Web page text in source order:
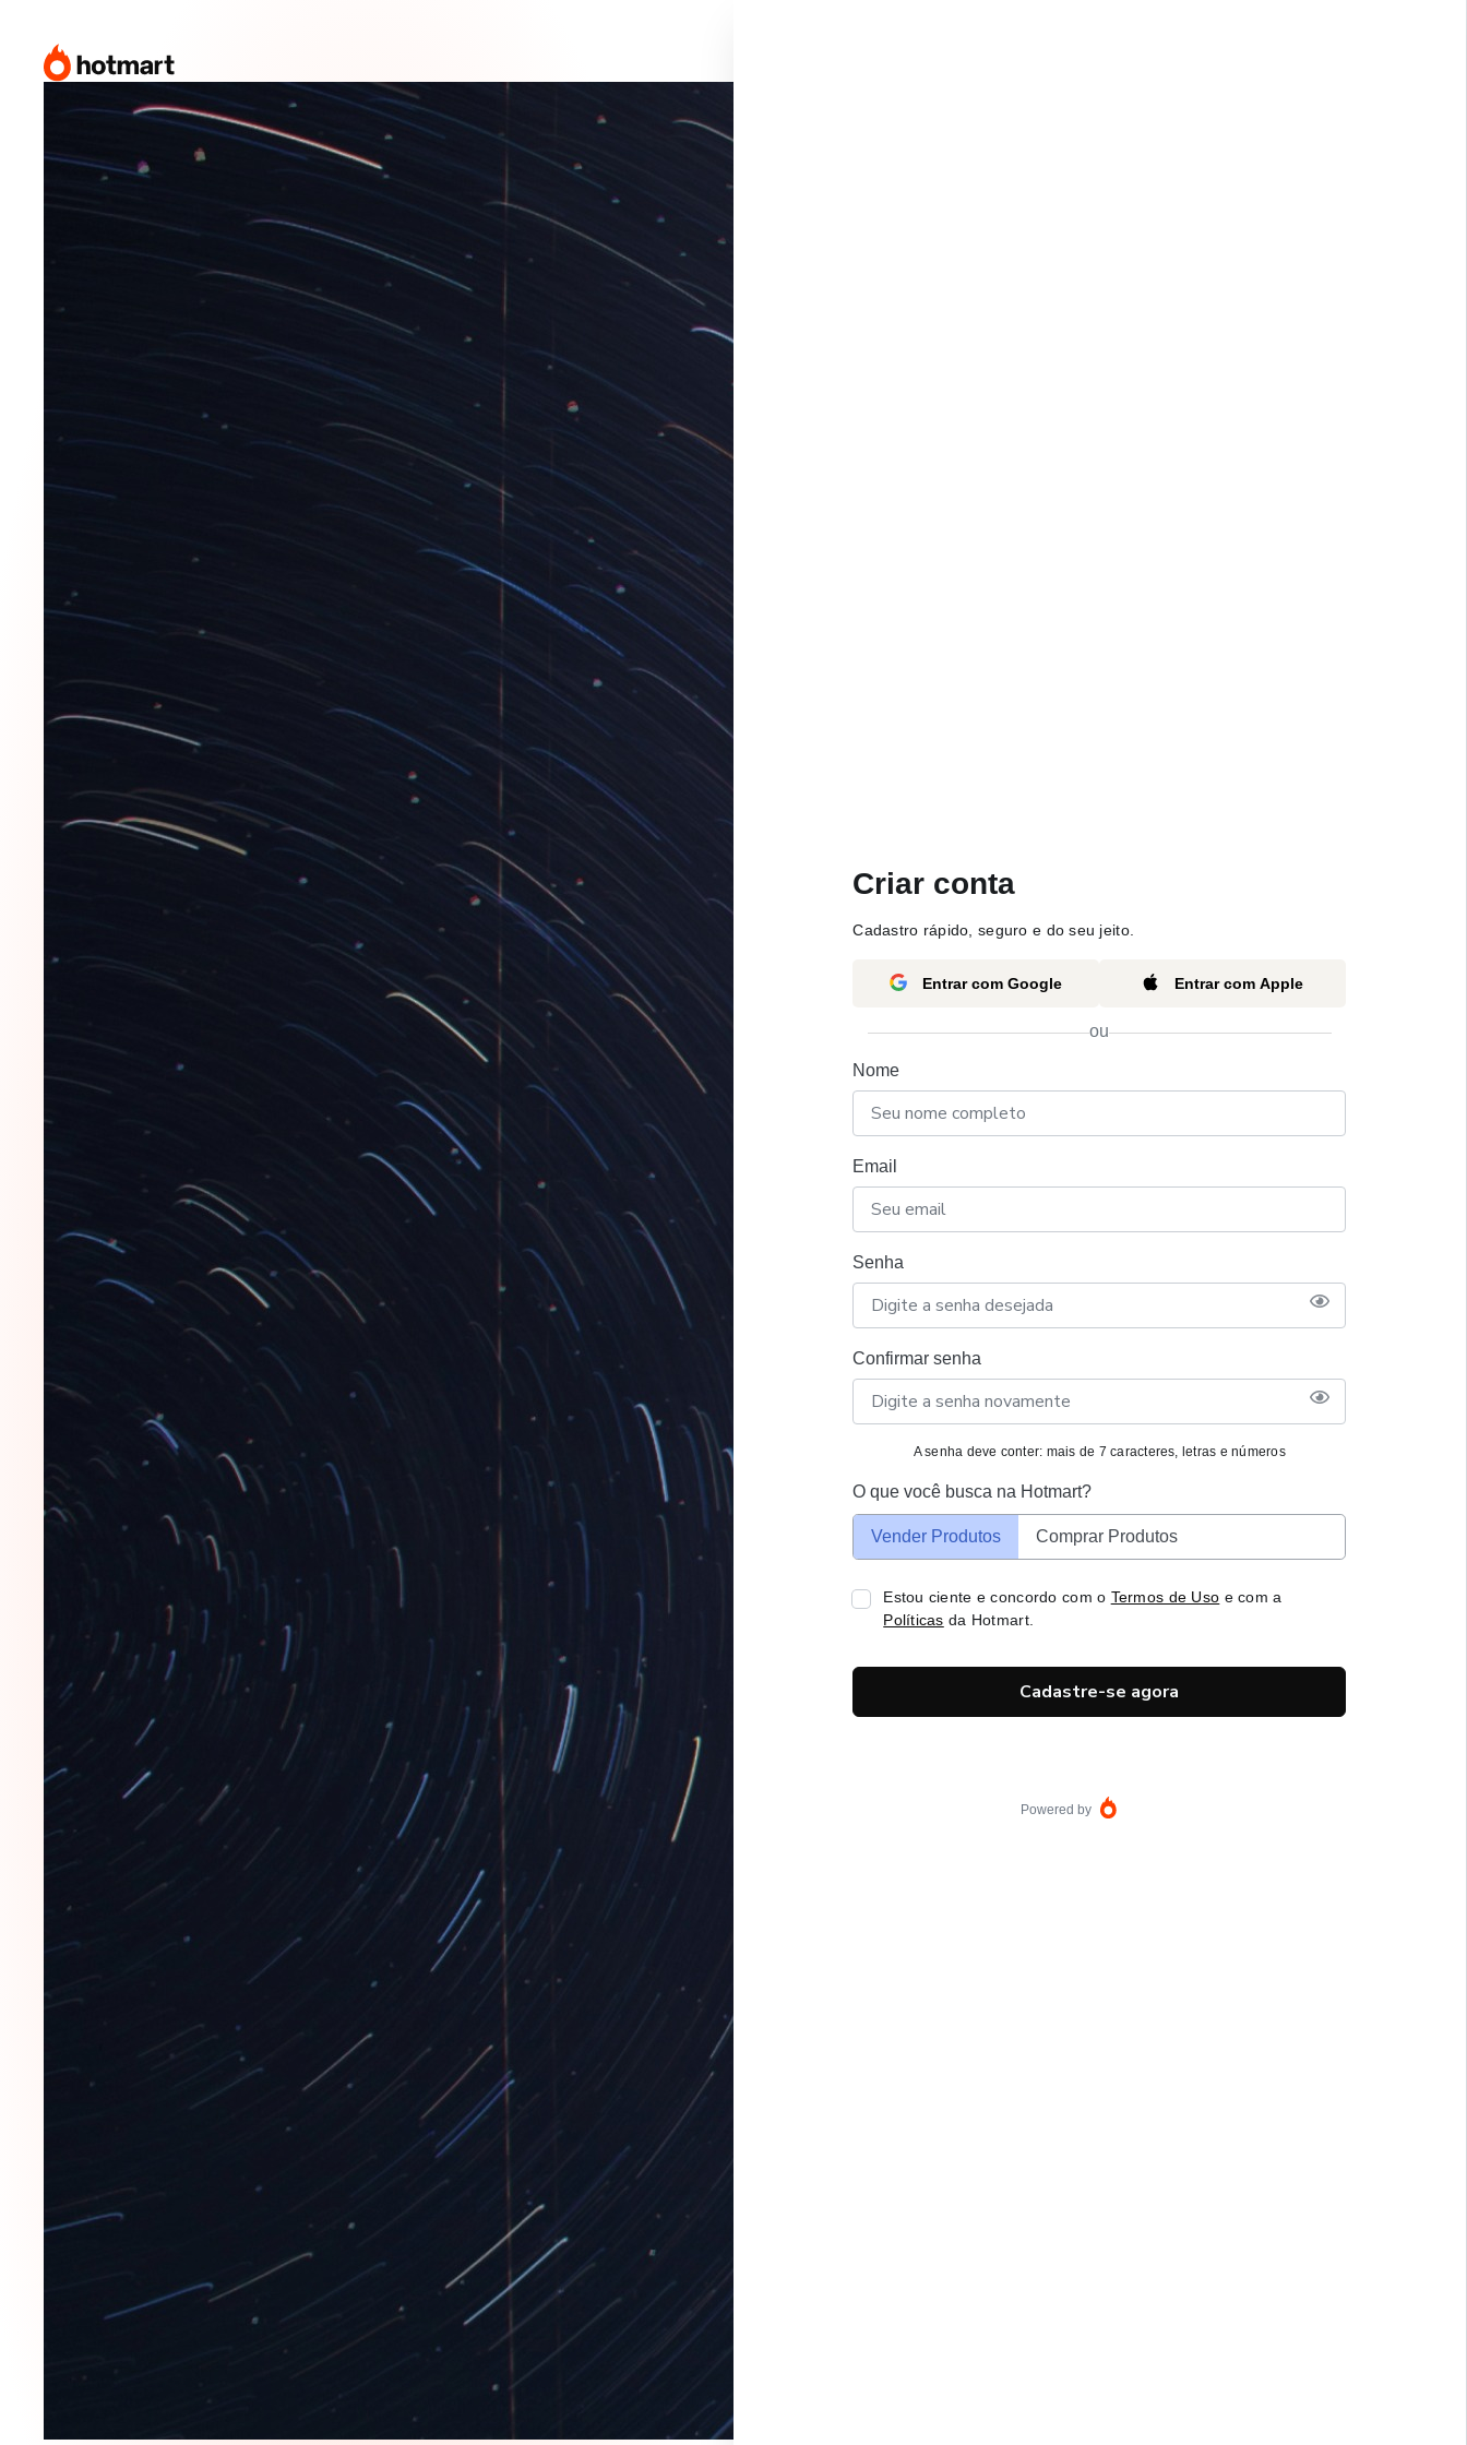
Criar conta
Cadastro rápido, seguro e do seu jeito.
Entrar com Google Entrar com Apple
ou
Nome
Email
Senha
Confirmar senha
A senha deve conter: mais de 7 caracteres, letras e números
O que você busca na Hotmart?
Vender Produtos Comprar Produtos
Estou ciente e concordo com o Termos de Uso e com a
Políticas da Hotmart.
Cadastre-se agora
Powered by